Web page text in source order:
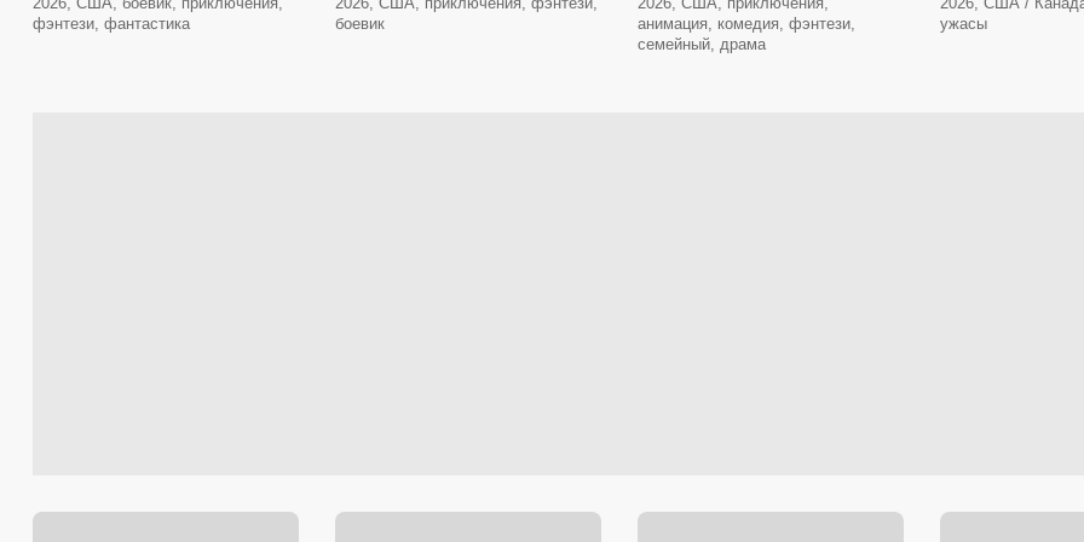
фэнтези, фантастика
боевик
анимация, комедия, фэнтези,
семейный, драма
ужасы